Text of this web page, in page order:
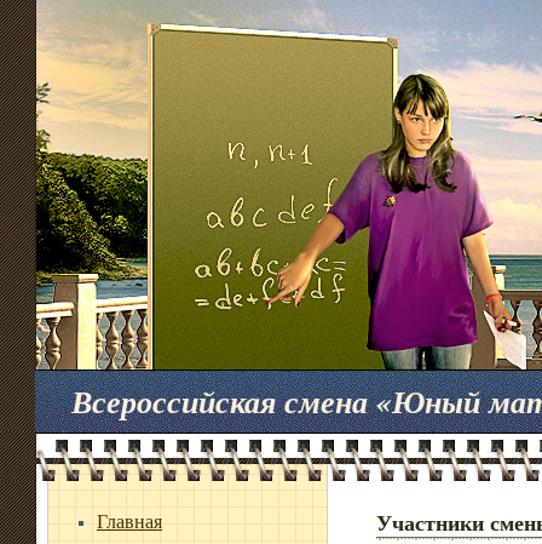
Всероссийская смена «Юный
Главная
Участники